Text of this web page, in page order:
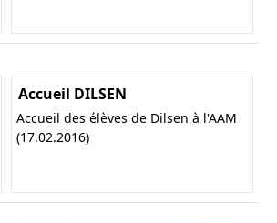
Accueil DILSEN
Accueil des élèves de Dilsen à l'AAM
(17.02.2016)